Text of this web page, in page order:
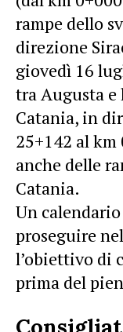
rampe dello
direzione
giovedì 16
tra Augusta
Catania, in
25+142 al
anche delle
Catania.
Un
proseguire
l’obiettivo di
prima del